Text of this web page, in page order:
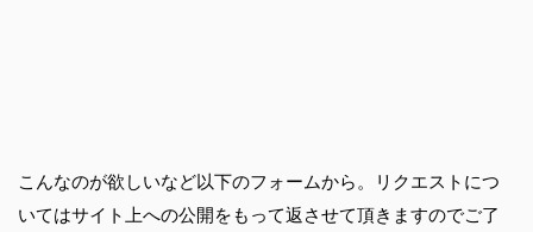
こんなのが欲しいなど以下のフォームから。リクエストにつ
いてはサイト上への公開をもって返させて頂きますのでご了